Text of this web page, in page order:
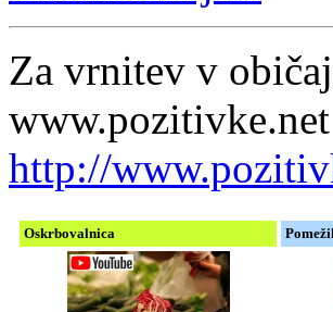
Za vrnitev v
www.pozitivke.net
http://
Oskrbovalnica